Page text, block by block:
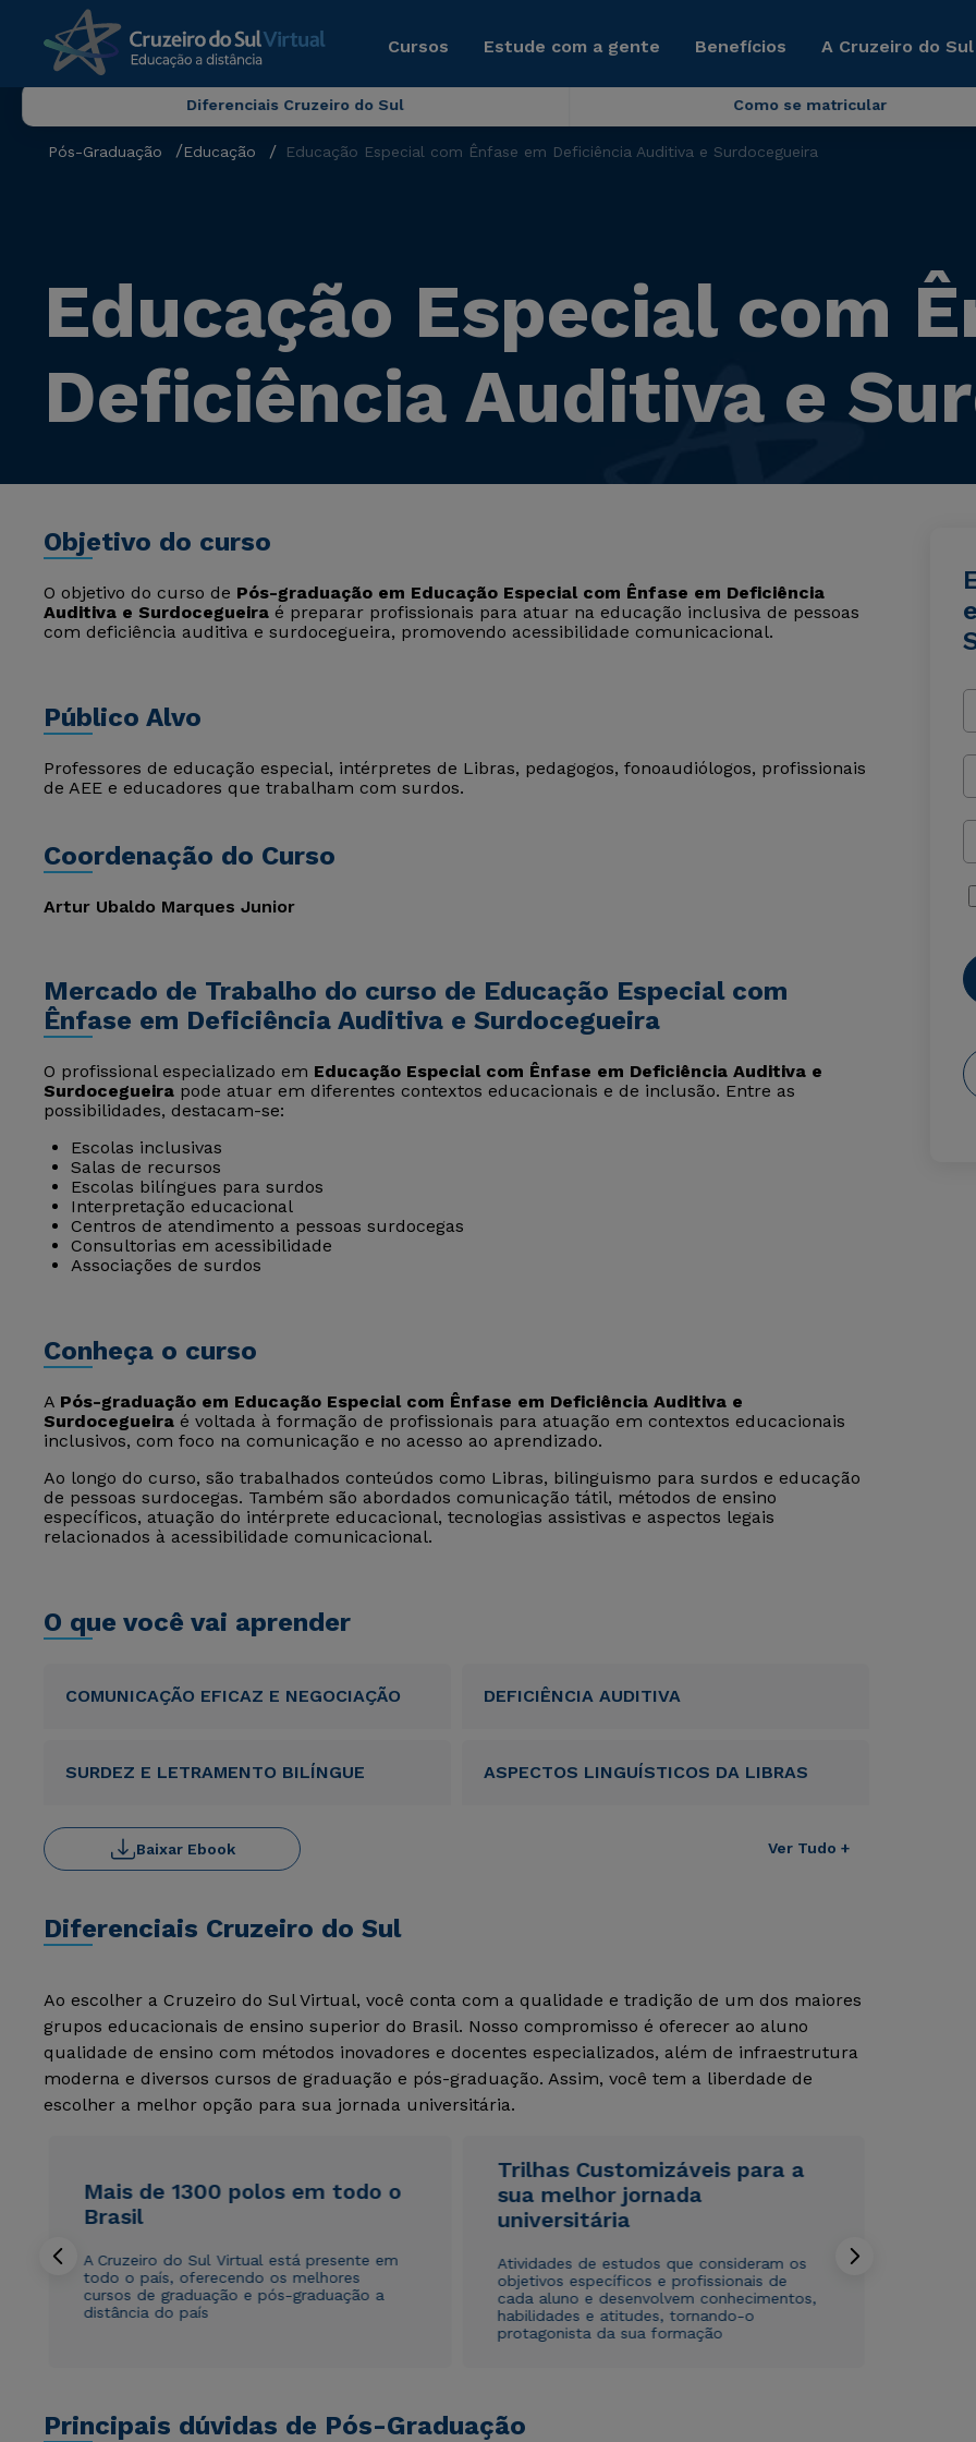
Cursos Estude com a gente Benefícios A Cruzeiro do
Diferenciais Cruzeiro do Sul Como se matricular
Pós-Graduação Educação Educação Especial com Ênfase em Deficiência Auditiva e Surdocegueira
Educação Especial com
Deficiência Auditiva e
Objetivo do curso
O objetivo do curso de Pós-graduação em Educação Especial com Ênfase em Deficiência
Auditiva e Surdocegueira é preparar profissionais para atuar na educação inclusiva de pessoas
com deficiência auditiva e surdocegueira, promovendo acessibilidade comunicacional.
Público Alvo
Professores de educação especial, intérpretes de Libras, pedagogos, fonoaudiólogos, profissionais
de AEE e educadores que trabalham com surdos.
Coordenação do Curso
Artur Ubaldo Marques Junior
Mercado de Trabalho do curso de Educação Especial com
Ênfase em Deficiência Auditiva e Surdocegueira
O profissional especializado em Educação Especial com Ênfase em Deficiência Auditiva e
Surdocegueira pode atuar em diferentes contextos educacionais e de inclusão. Entre as
possibilidades, destacam-se:
Escolas inclusivas
Salas de recursos
Escolas bilíngues para surdos
Interpretação educacional
Centros de atendimento a pessoas surdocegas
Consultorias em acessibilidade
Associações de surdos
Conheça o curso
A Pós-graduação em Educação Especial com Ênfase em Deficiência Auditiva e
Surdocegueira é voltada à formação de profissionais para atuação em contextos educacionais
inclusivos, com foco na comunicação e no acesso ao aprendizado.
Ao longo do curso, são trabalhados conteúdos como Libras, bilinguismo para surdos e educação
de pessoas surdocegas. Também são abordados comunicação tátil, métodos de ensino
específicos, atuação do intérprete educacional, tecnologias assistivas e aspectos legais
relacionados à acessibilidade comunicacional.
O que você vai aprender
COMUNICAÇÃO EFICAZ E NEGOCIAÇÃO DEFICIÊNCIA AUDITIVA
SURDEZ E LETRAMENTO BILÍNGUE ASPECTOS LINGUÍSTICOS DA LIBRAS
Ver Tudo +
Baixar Ebook
Diferenciais Cruzeiro do Sul
Ao escolher a Cruzeiro do Sul Virtual, você conta com a qualidade e tradição de um dos maiores
grupos educacionais de ensino superior do Brasil. Nosso compromisso é oferecer ao aluno
qualidade de ensino com métodos inovadores e docentes especializados, além de infraestrutura
moderna e diversos cursos de graduação e pós-graduação. Assim, você tem a liberdade de
escolher a melhor opção para sua jornada universitária.
Mais de 1300 polos em todo o
Brasil
A Cruzeiro do Sul Virtual está presente em
todo o país, oferecendo os melhores
cursos de graduação e pós-graduação a
distância do país
Trilhas Customizáveis para a
sua melhor jornada
universitária
Atividades de estudos que consideram os
objetivos específicos e profissionais de
cada aluno e desenvolvem conhecimentos,
habilidades e atitudes, tornando-o
protagonista da sua formação
Principais dúvidas de Pós-Graduação
Rápido e fácil
WhatsApp
Rápido e fácil
WhatsApp